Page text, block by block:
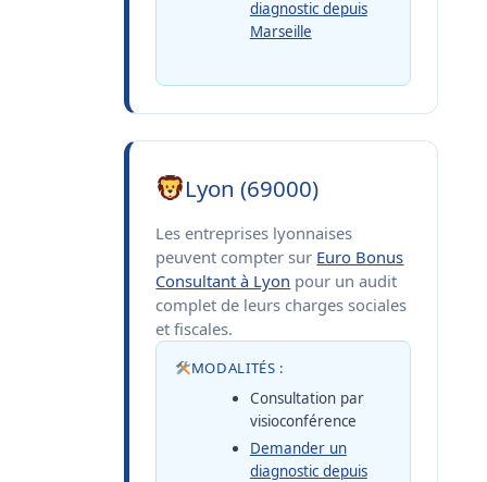
diagnostic depuis
Marseille
Lyon (69000)
Les entreprises lyonnaises
peuvent compter sur Euro Bonus
Consultant à Lyon pour un audit
complet de leurs charges sociales
et fiscales.
MODALITÉS :
Consultation par
visioconférence
Demander un
diagnostic depuis